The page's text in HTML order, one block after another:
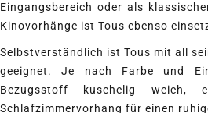
Eingangsbereich oder als
Kinovorhänge ist Tous ebenso
Selbstverständlich ist Tous mit all
geeignet. Je nach Farbe und
Bezugsstoff kuschelig
Schlafzimmervorhang für einen